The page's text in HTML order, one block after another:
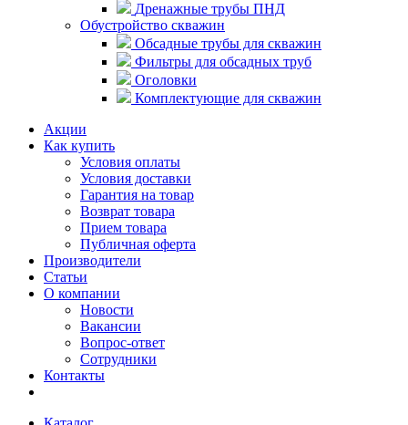
Дренажные трубы ПНД
Обустройство скважин
Обсадные трубы для скважин
Фильтры для обсадных труб
Оголовки
Комплектующие для скважин
Акции
Как купить
Условия оплаты
Условия доставки
Гарантия на товар
Возврат товара
Прием товара
Публичная оферта
Производители
Статьи
О компании
Новости
Вакансии
Вопрос-ответ
Сотрудники
Контакты